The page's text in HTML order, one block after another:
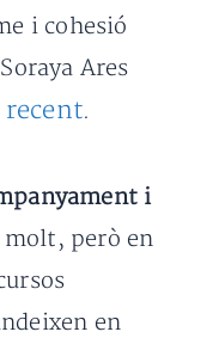
i cohesió
Ares
.
i
però en
en